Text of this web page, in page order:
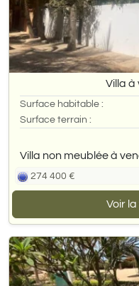
Villa à
Surface habitable :
Surface terrain :
Villa non meublée à
274 400 €
Voir